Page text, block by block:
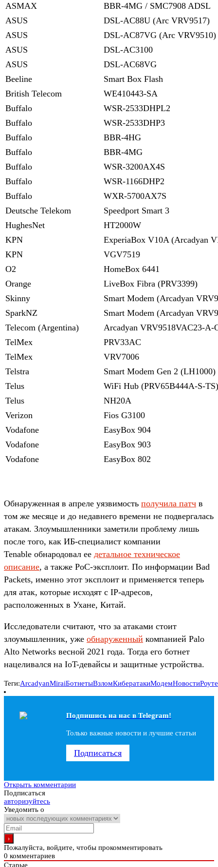
ASMAX
BBR-4MG / SMC7908 ADSL
ASUS
DSL-AC88U (Arc VRV9517)
ASUS
DSL-AC87VG (Arc VRV9510)
ASUS
DSL-AC3100
ASUS
DSL-AC68VG
Beeline
Smart Box Flash
British Telecom
WE410443-SA
Buffalo
WSR-2533DHPL2
Buffalo
WSR-2533DHP3
Buffalo
BBR-4HG
Buffalo
BBR-4MG
Buffalo
WSR-3200AX4S
Buffalo
WSR-1166DHP2
Buffalo
WXR-5700AX7S
Deutsche Telekom
Speedport Smart 3
HughesNet
HT2000W
KPN
ExperiaBox V10A (Arcadyan
KPN
VGV7519
O2
HomeBox 6441
Orange
LiveBox Fibra (PRV3399)
Skinny
Smart Modem (Arcadyan
SparkNZ
Smart Modem (Arcadyan
Telecom (Argentina)
Arcadyan VRV9518VAC23-A-
TelMex
PRV33AC
TelMex
VRV7006
Telstra
Smart Modem Gen 2 (LH1000)
Telus
WiFi Hub (PRV65B444A-S-TS)
Telus
NH20A
Verizon
Fios G3100
Vodafone
EasyBox 904
Vodafone
EasyBox 903
Vodafone
EasyBox 802
Обнаруженная в апреле уязвимость получила патч в
том же месяце и до недавнего времени не подвергалась
атакам. Злоумышленники заметили проблему лишь
после того, как ИБ-специалист компании
Tenable обнародовал ее детальное техническое
описание, а также PoC-эксплоит. По информации Bad
Packets, именно этот эксплоит и применяется теперь
для атак, которые исходят с IP-адресов,
расположенных в Ухане, Китай.
Исследователи считают, что за атаками стоит
злоумышленник, уже обнаруженный компанией Palo
Alto Networks весной 2021 года. Тогда его ботнет
нацеливался на IoT-девайсы и защитные устройства.
Теги:ArcadyanMiraiБотнетыВзломКибератакиМодемНовости
Подпишись на наc в Telegram!
Только важные новости и лучшие статьи
Подписаться
Открыть комментарии
Подписаться
авторизуйтесь
Уведомить о
Пожалуйста, войдите, чтобы прокомментировать
0 комментариев
Старые